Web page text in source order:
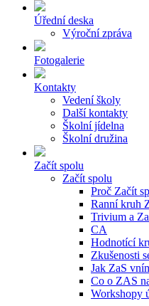
Úřední deska
Výroční zpráva
Fotogalerie
Kontakty
Vedení školy
Další kontakty
Školní jídelna
Školní družina
Začít spolu
Začít spolu
Proč Začít
Ranní kruh
Trivium a
CA
Hodnotící
Zkušenosti
Jak ZaS
Co o ZAS
Workshopy